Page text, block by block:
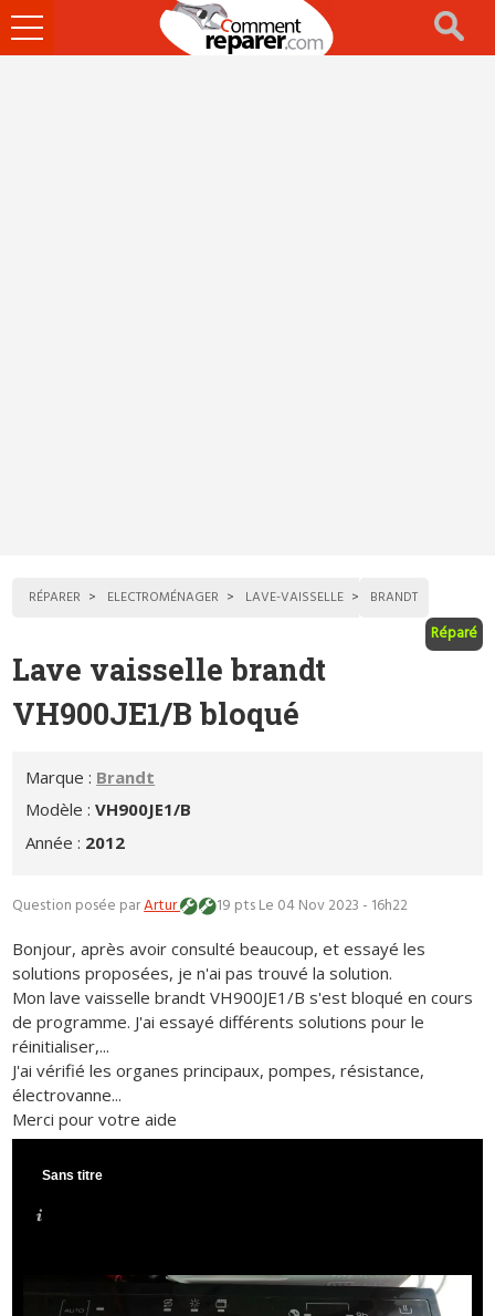
Ouvrir
le
RÉPARER ELECTROMÉNAGER LAVE-VAISSELLE BRANDT
Réparé
Lave vaisselle brandt
VH900JE1/B bloqué
Marque : Brandt
Modèle :VH900JE1/B
Année : 2012
Question posée parArtur 19 ptsLe 04 Nov 2023 - 16h22
Bonjour, après avoir consulté beaucoup, et essayé les
solutions proposées, je n'ai pas trouvé la solution.
Mon lave vaisselle brandt VH900JE1/B s'est bloqué en cours
de programme. J'ai essayé différents solutions pour le
réinitialiser,...
J'ai vérifié les organes principaux, pompes, résistance,
électrovanne...
Merci pour votre aide
Sans titre